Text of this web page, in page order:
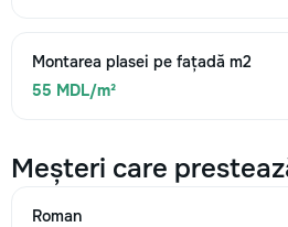
Montarea plasei pe fațadă m2
55 MDL/m²
Meșteri care
Roman